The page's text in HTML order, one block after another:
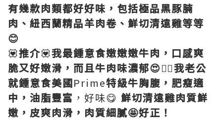
有幾款肉類都好好味，包括極品黑豚腩
肉、紐西蘭精品羊肉卷、鮮切清遠雞等等
😊
💟推介💟我最鍾意食嫩嫩嫩牛肉，口感爽
脆又好嫩滑，而且牛肉味濃郁😍👍🏻我老公
就鍾意食美國Prime特級牛胸腹，肥瘦適
中，油脂豐富 ，好味😋 鮮切清遠雞肉質鮮
嫩，皮爽肉滑，肉質細膩🤩好正！